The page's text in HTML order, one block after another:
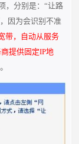
，分别是：“让路
因为会识别不准
带，自动从服务
提供固定IP地